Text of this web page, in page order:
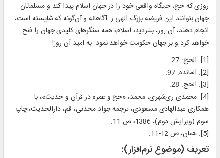
روزى كه حج، جايگاه واقعى خود را در جهان اسلام پيدا كند و مسلمانان
جهان بتوانند اين فريضه بزرگ الهى را آگاهانه و آن‌گونه كه شايسته است،
انجام دهند، آن روز، بى‏ترديد، اسلام، همه سنگرهاى كليدى جهان را فتح
خواهد كرد و بر جهان حكومت خواهد نمود. به اميد آن روز!
[1]. الحج: 27.
[2]. المائده: 97.
[3]. الحج: 28.
[4]. محمدی ری‌شهری، محمد، «حج و عمره در قرآن و حدیث»، با
همکاری عبدالهادی مسعودی، ترجمه جواد محدثی، قم، دارالحدیث، چاپ
سوم (ویرایش دوم)، 1386، ص 11.
[5]. همان، ص 12-11.
تعريف (موضوع نرم‌افزار):